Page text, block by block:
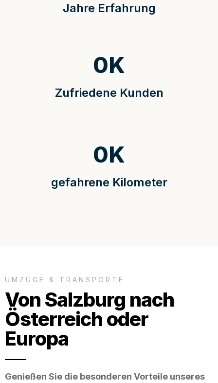
Jahre Erfahrung
Zufriedene Kunden
0K
gefahrene Kilometer
0K
UMZÜGE & TRANSPORTE
Von Salzburg nach
Österreich oder
Europa
Genießen Sie die besonderen Vorteile unseres